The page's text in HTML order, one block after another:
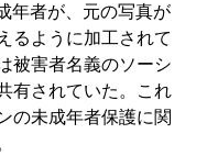
年者が、元の写真が
るように加工されて
被害者名義のソーシ
有されていた。これ
の未成年者保護に関